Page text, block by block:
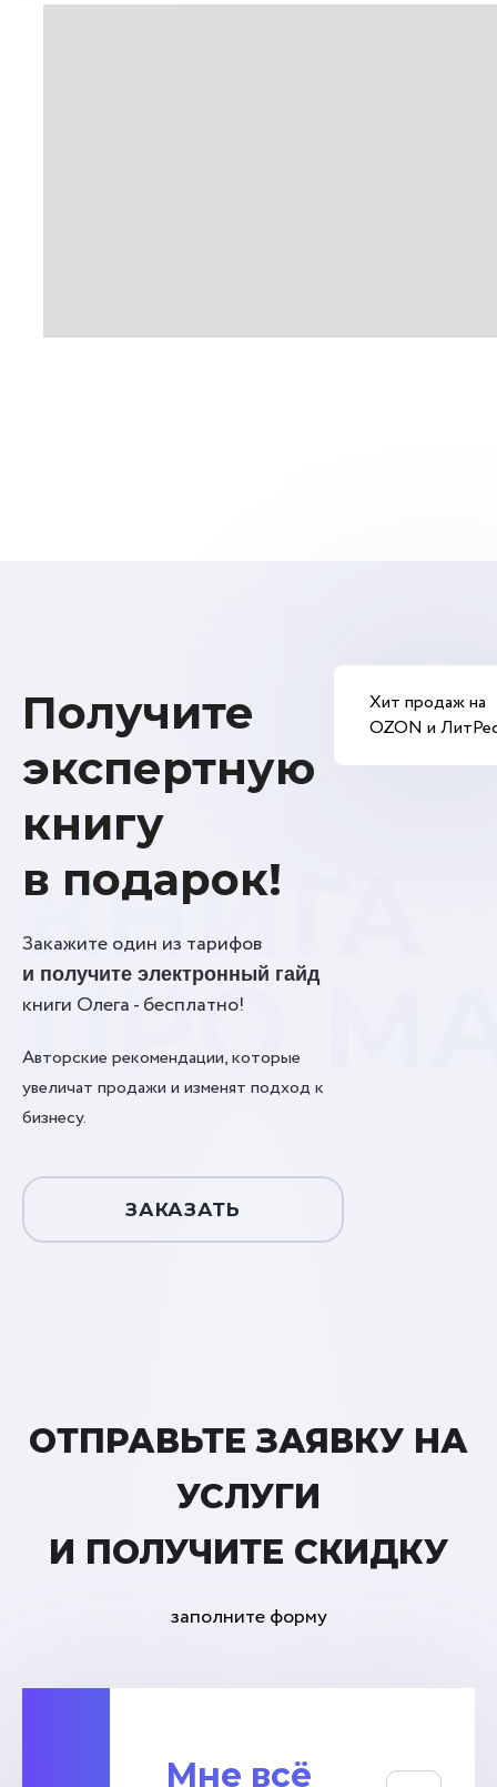
Хит продаж на
OZON и
Получите
экспертную
книгу
в подарок!
Закажите один из тарифов
и получите электронный гайд
книги Олега - бесплатно!
Авторские рекомендации, которые
увеличат продажи и изменят подход к
бизнесу.
ЗАКАЗАТЬ
КНИГА
ПРО
ОТПРАВЬТЕ ЗАЯВКУ НА
УСЛУГИ
И ПОЛУЧИТЕ СКИДКУ
заполните форму
Мне всё